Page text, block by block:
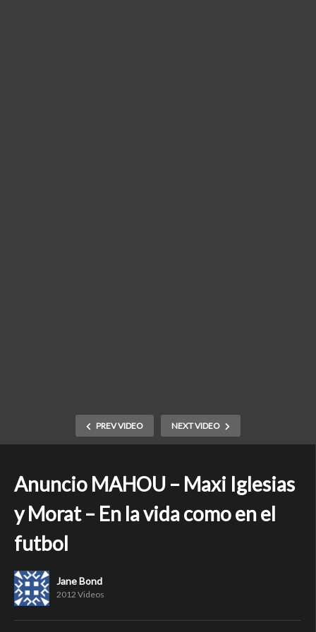
PREV VIDEO NEXT VIDEO
Anuncio MAHOU – Maxi Iglesias
y Morat – En la vida como en el
futbol
Jane Bond
2012 Videos